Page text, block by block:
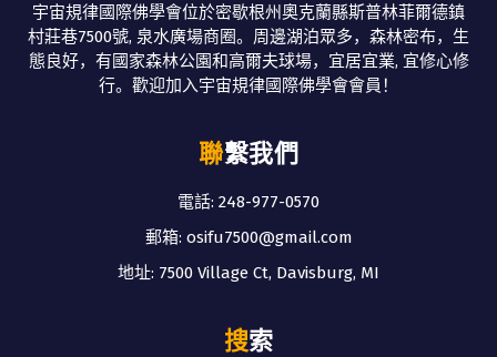
宇宙規律國際佛學會位於密歇根州奧克蘭縣斯普林菲爾德鎮
村莊巷7500號, 泉水廣場商圈。周邊湖泊眾多，森林密布，生
態良好，有國家森林公園和高爾夫球場，宜居宜業, 宜修心修
行。歡迎加入宇宙規律國際佛學會會員！
聯繫我們
電話: 248-977-0570
郵箱: osifu7500@gmail.com
地址: 7500 Village Ct, Davisburg, MI
搜索